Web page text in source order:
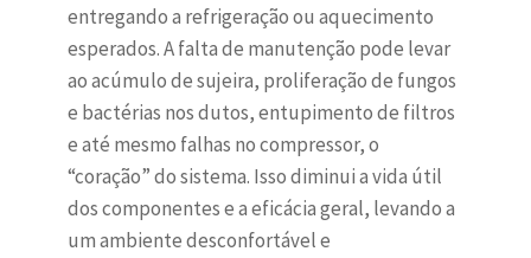
entregando a refrigeração ou aquecimento
esperados. A falta de manutenção pode levar
ao acúmulo de sujeira, proliferação de fungos
e bactérias nos dutos, entupimento de filtros
e até mesmo falhas no compressor, o
“coração” do sistema. Isso diminui a vida útil
dos componentes e a eficácia geral, levando a
um ambiente desconfortável e